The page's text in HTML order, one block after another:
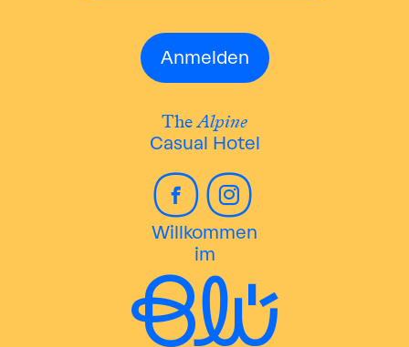
TheAlpine
Casual Hotel
Willkommen
im